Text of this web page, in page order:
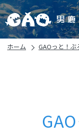
ホーム GAOっと！ぶ